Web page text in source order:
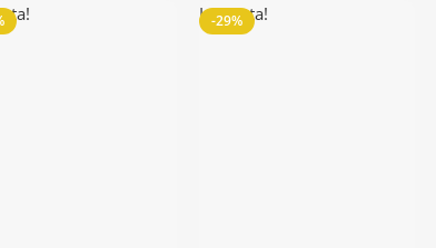
-29%
La venta!